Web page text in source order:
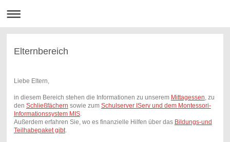
Elternbereich
Liebe Eltern,
in diesem Bereich stehen die Informationen zu unserem Mittagessen , zu
den Schließfächern sowie zum Schulserver IServ und dem Montessori-
Informationssystem MIS.
Außerdem erfahren Sie, wo es finanzielle Hilfen über das Bildungs-und
Teilhabepaket gibt.